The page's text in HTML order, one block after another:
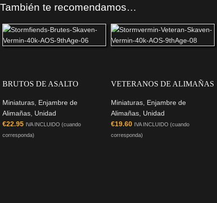
También te recomendamos…
BRUTOS DE ASALTO
Miniaturas, Enjambre de
Alimañas, Unidad
€22.95 IVA INCLUIDO (cuando
corresponda)
VETERANOS DE ALIMAÑAS
Miniaturas, Enjambre de
Alimañas, Unidad
€19.60 IVA INCLUIDO (cuando
corresponda)